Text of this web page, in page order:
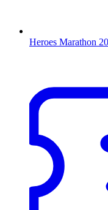
Heroes Marathon